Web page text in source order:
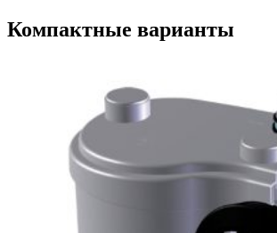
Компактные варианты